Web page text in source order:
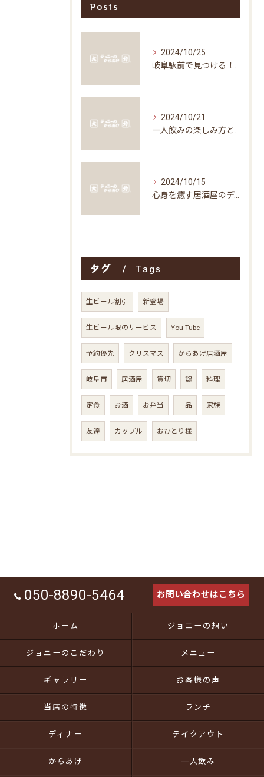
Posts
2024/10/25
2024/10/21
2024/10/15
心身を癒す居酒屋のディナータイムの楽しみ方
タグ Tags
生ビール割引 新登場
生ビール限のサービス You Tube
予約優先 クリスマス からあげ居酒屋
岐阜市 居酒屋 貸切 鶏 料理
定食 お酒 お弁当 一品 家族
友達 カップル おひとり様
050-8890-5464 お問い合わせはこちら
ホーム ジョニーの想い
ジョニーのこだわり メニュー
ギャラリー お客様の声
当店の特徴 ランチ
ディナー テイクアウト
からあげ 一人飲み